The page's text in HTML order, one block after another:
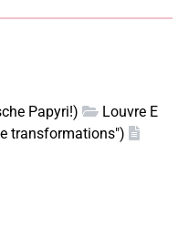
Papyri!)
Louvre E
transformations")